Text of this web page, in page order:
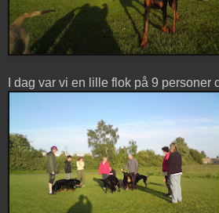
I dag var vi en lille flok på 9 personer